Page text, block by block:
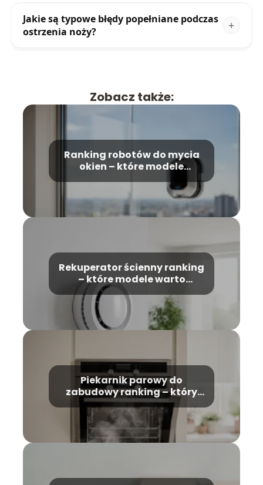
Jakie są typowe błędy popełniane podczas
ostrzenia noży?
Zobacz także:
Ranking robotów do mycia
okien – które modele
Rekuperator ścienny ranking
– które modele warto
wybrać?
Piekarnik parowy do
zabudowy ranking – który
model wybrać?